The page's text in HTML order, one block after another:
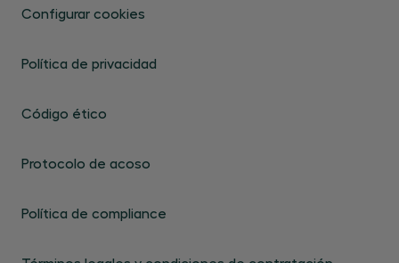
Configurar cookies
Política de privacidad
Código ético
Protocolo de acoso
Política de compliance